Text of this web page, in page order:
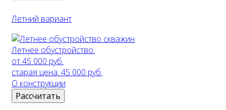
Летний вариант
Летнее обустройство:
от 45 000 руб.
старая цена: 45 000 руб.
О конструкции
Рассчитать